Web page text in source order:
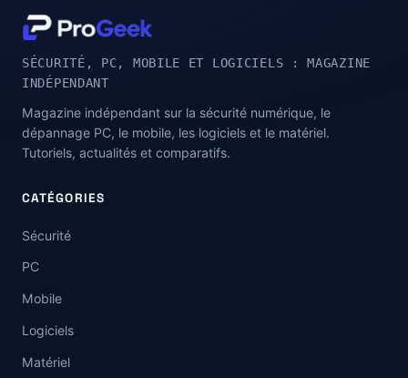
SÉCURITÉ, PC, MOBILE ET LOGICIELS : MAGAZINE
INDÉPENDANT
Magazine indépendant sur la sécurité numérique, le
dépannage PC, le mobile, les logiciels et le matériel.
Tutoriels, actualités et comparatifs.
CATÉGORIES
Sécurité
PC
Mobile
Logiciels
Matériel